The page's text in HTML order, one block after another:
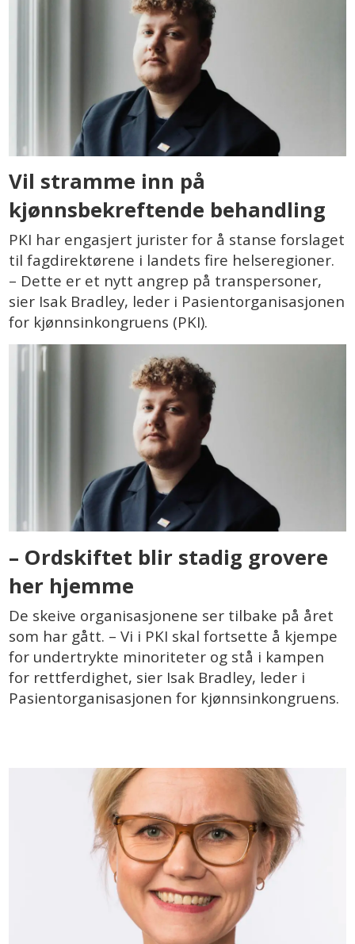
Vil stramme inn på
kjønnsbekreftende behandling
PKI har engasjert jurister for å stanse forslaget
til fagdirektørene i landets fire helseregioner.
– Dette er et nytt angrep på transpersoner,
sier Isak Bradley, leder i Pasientorganisasjonen
for kjønnsinkongruens (PKI).
– Ordskiftet blir stadig grovere
her hjemme
De skeive organisasjonene ser tilbake på året
som har gått. – Vi i PKI skal fortsette å kjempe
for undertrykte minoriteter og stå i kampen
for rettferdighet, sier Isak Bradley, leder i
Pasientorganisasjonen for kjønnsinkongruens.